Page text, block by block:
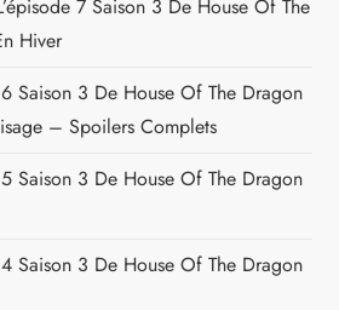
7 Saison 3 De House Of The
Hiver
6 Saison 3 De House Of The Dragon
– Spoilers Complets
5 Saison 3 De House Of The Dragon
4 Saison 3 De House Of The Dragon